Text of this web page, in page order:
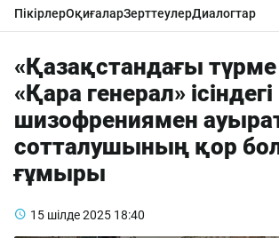
ПікірлерОқиғаларЗерттеулерДиалогтар
«Қазақстандағы
«Қара генерал» ісіндегі
шизофрениямен
сотталушының қор
ғұмыры
15 шілде 2025 18:40